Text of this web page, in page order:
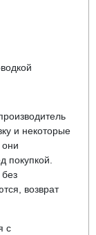
и некоторые
покупкой.
возврат
с